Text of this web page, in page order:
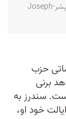
برنی سندرز در کمپین انتخاباتی در ایالت نیوهمپشر-Joseph
حزب
برنی
سندرز به
خود او،